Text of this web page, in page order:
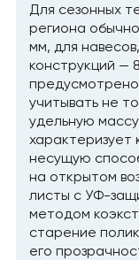
Для сезонных
региона
мм, для
конструкций —
учитывать не
удельную
характеризует
несущую
на открытом
листы с УФ-
методом
старение
его